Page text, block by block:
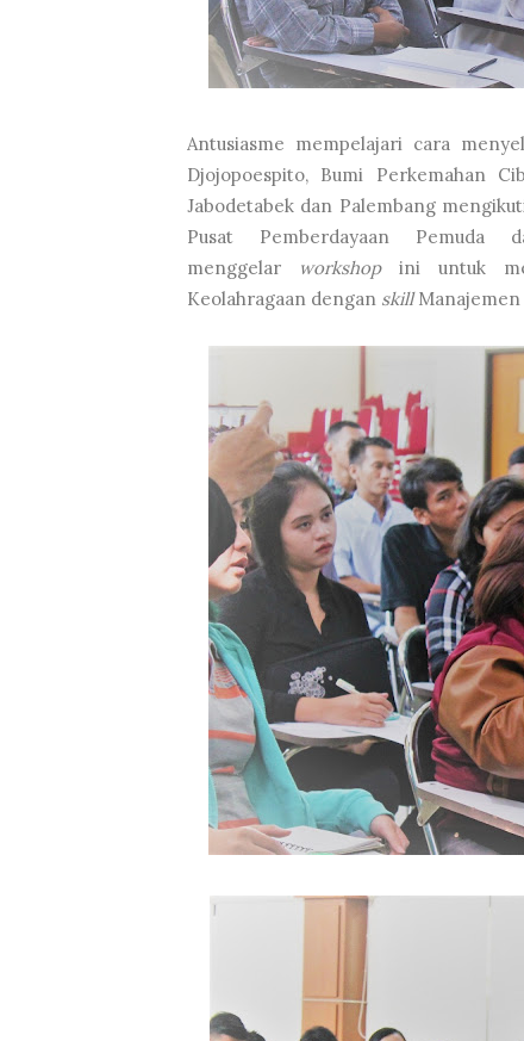
Antusiasme mempelajari cara
Djojopoespito, Bumi Perkemahan
Jabodetabek dan Palembang
Pusat Pemberdayaan
menggelar workshopini untuk
Keolahragaan dengan skillManajemen